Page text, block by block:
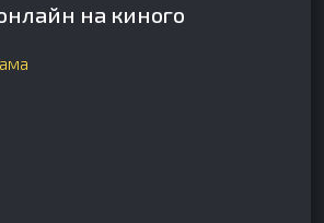
на киного